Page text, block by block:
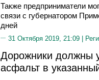
Также предприниматели
связи с губернатором
дней
31 Октября 2019, 21:09 |
Дорожники должны
асфальт в